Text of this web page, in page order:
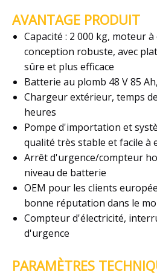
AVANTAGE PRODUIT
Capacité : 2 000 kg, moteur
conception robuste, avec
sûre et plus efficace
Batterie au plomb 48 V 85
Chargeur extérieur, temps
heures
Pompe d'importation et
qualité très stable et facile à
Arrêt d'urgence/compteur
niveau de batterie
OEM pour les clients
bonne réputation dans le
Compteur d'électricité,
d'urgence
PARAMÈTRES